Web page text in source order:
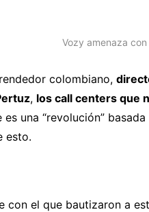
Vozy amenaza
colombiano,
, los call centers que
es una “revolución”
esto.
con el que bautizaron a